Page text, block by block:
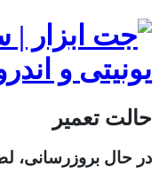
حالت تعمیر
در حال بروزرسانی،